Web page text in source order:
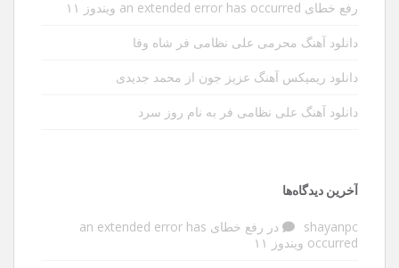
رفع خطای an extended error has occurred ویندوز ۱۱
دانلود آهنگ محرمی علی نظامی فر شاه وفا
دانلود ریمیکس آهنگ عزیز جون از محمد جدیدی
دانلود آهنگ علی نظامی فر به نام روز سرد
آخرین دیدگاه‌ها
shayanpc در
رفع خطای an extended error has
occurred ویندوز ۱۱